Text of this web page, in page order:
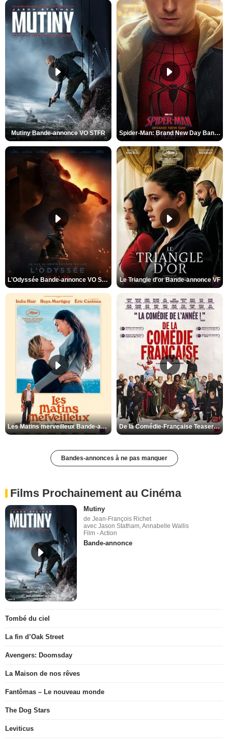
Mutiny Bande-annonce VO STFR Spider-Man: Brand New Day Bande-annonce VO STFR
L'Odyssée Bande-annonce VO STFR Le Triangle d'or Bande-annonce VF
Les Matins merveilleux Bande-annonce VF De la Comédie-Française Teaser VF
Bandes-annonces à ne pas manquer
Films Prochainement au Cinéma
Mutiny
de Jean-François Richet
avec Jason Statham, Annabelle Wallis
Film - Action
Bande-annonce
Tombé du ciel
La fin d’Oak Street
Avengers: Doomsday
La Maison de nos rêves
Fantômas – Le nouveau monde
The Dog Stars
Leviticus